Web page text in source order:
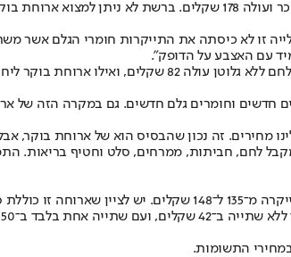
ברשת קפה קפה מוצעת ארוחת בוקר זוגית בלבד ב־155 שקלים. זאת למעט הסניף בנמל תל אביב, שבו ארוחת בוקר זוגית
היום": "מחירי ארוחות הבוקר עלו לפני חצי שנה, והן התייקרו בכ־4 שקלים לארוחה. עלייה זו לא
עם האצבע על הדופק".
חדשים וחומרים גלם חדשים. גם במקרה הזה של
מחירים. זה נכון שהבסיס הוא של ארוחת בוקר,
לחם, חביתות, ממרחים, סלט וחטיף בריאות.
התשומות.